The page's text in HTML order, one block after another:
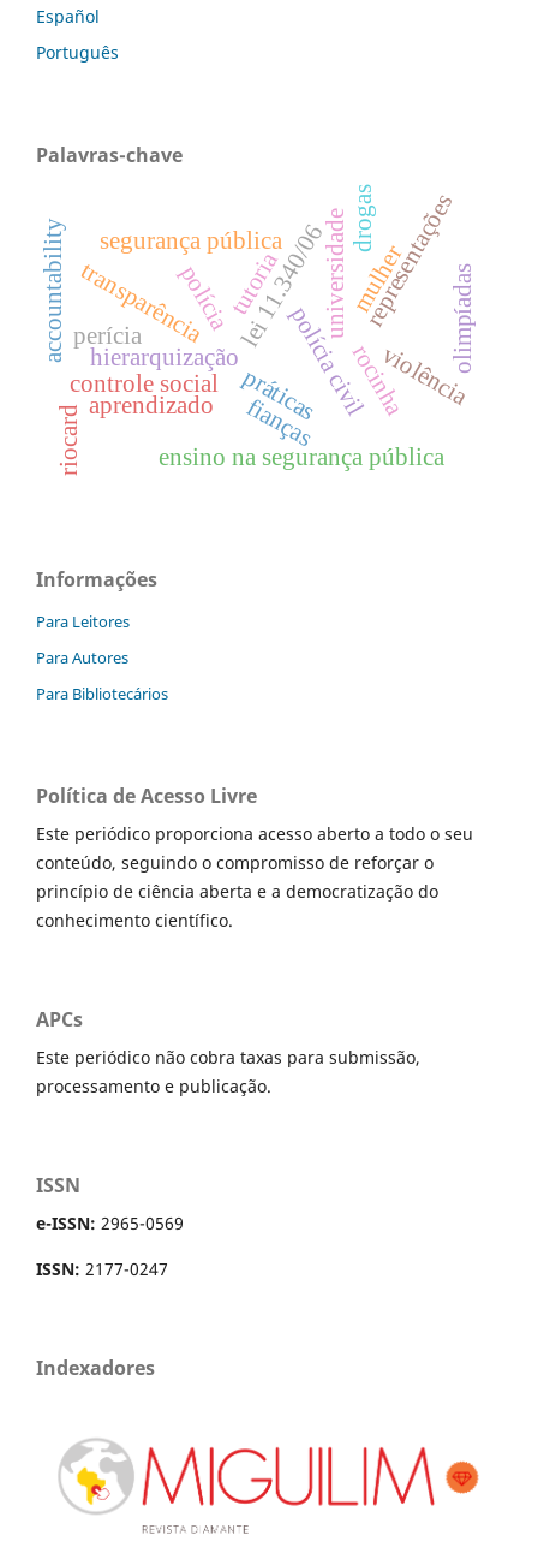
Español
Português
Palavras-chave
lei 11.340/06 mulher
rocinha
polícia civil
polícia
práticas
representações
hierarquização
fianças
universidade
segurança pública
violência
transparência
controle social
accountability tutoria
aprendizado
olimpíadas
perícia
ensino na segurança pública
riocard
drogas
Informações
Para Leitores
Para Autores
Para Bibliotecários
Política de Acesso Livre
Este periódico proporciona acesso aberto a todo o seu
conteúdo, seguindo o compromisso de reforçar o
princípio de ciência aberta e a democratização do
conhecimento científico.
APCs
Este periódico não cobra taxas para submissão,
processamento e publicação.
ISSN
e-ISSN: 2965-0569
ISSN: 2177-0247
Indexadores